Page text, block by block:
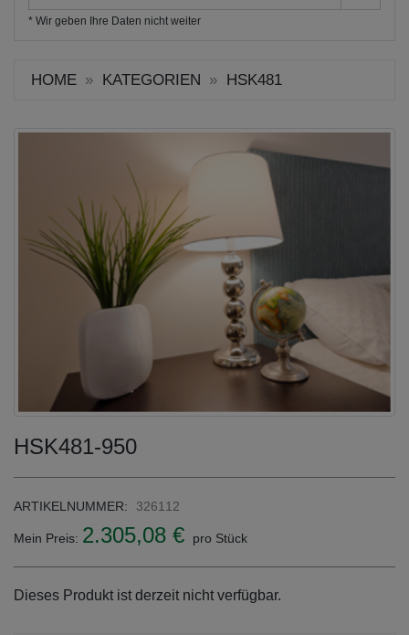
Mail
Adresse
* Wir geben Ihre Daten nicht weiter
HOME KATEGORIEN HSK481
HSK481-950
ARTIKELNUMMER: 326112
Mein Preis: 2.305,08 € pro Stück
Dieses Produkt ist derzeit nicht verfügbar.